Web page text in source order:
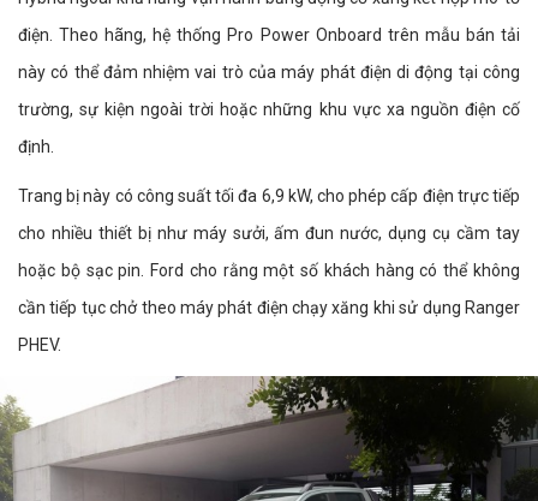
điện. Theo hãng, hệ thống Pro Power Onboard trên mẫu bán tải
này có thể đảm nhiệm vai trò của máy phát điện di động tại công
trường, sự kiện ngoài trời hoặc những khu vực xa nguồn điện cố
định.
Trang bị này có công suất tối đa 6,9 kW, cho phép cấp điện trực tiếp
cho nhiều thiết bị như máy sưởi, ấm đun nước, dụng cụ cầm tay
hoặc bộ sạc pin. Ford cho rằng một số khách hàng có thể không
cần tiếp tục chở theo máy phát điện chạy xăng khi sử dụng Ranger
PHEV.